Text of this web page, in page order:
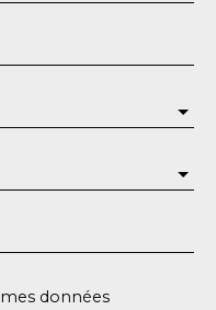
données